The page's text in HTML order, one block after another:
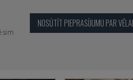
NOSŪTĪT PIEPRASĪJUMU PAR